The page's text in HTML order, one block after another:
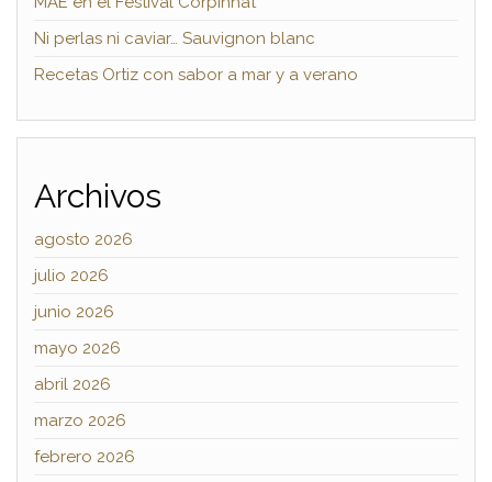
Ni perlas ni caviar… Sauvignon blanc
Recetas Ortiz con sabor a mar y a verano
Archivos
agosto 2026
julio 2026
junio 2026
mayo 2026
abril 2026
marzo 2026
febrero 2026